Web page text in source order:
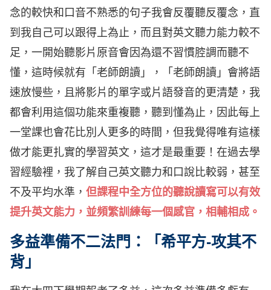
念的較快和口音不熟悉的句子我會反覆聽反覆念，直
到我自己可以跟得上為止，而且對英文聽力能力較不
足，一開始聽影片原音會因為還不習慣腔調而聽不
懂，這時候就有「老師朗讀」，「老師朗讀」會將語
速放慢些，且將影片的單字或片語發音的更清楚，我
都會利用這個功能來重複聽，聽到懂為止，因此每上
一堂課也會花比別人更多的時間，但我覺得唯有這樣
做才能更扎實的學習英文，這才是最重要！在過去學
習經驗裡，我了解自己英文聽力和口說比較弱，甚至
不及平均水準， 但課程中全方位的聽說讀寫可以有效
提升英文能力，並頻繁訓練每一個感官，相輔相成。
多益準備不二法門：「希平方-攻其不
背」